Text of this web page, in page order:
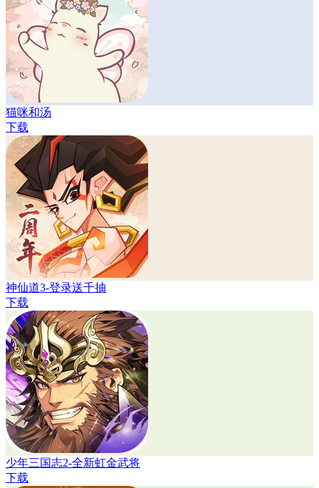
猫咪和汤
下载
神仙道3-登录送千抽
下载
少年三国志2-全新虹金武将
下载